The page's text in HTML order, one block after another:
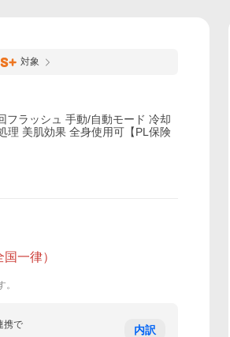
対象
フラッシュ 手動/自動モード 冷却
理 美肌効果 全身使用可【PL保険
国一律）
携で 内訳